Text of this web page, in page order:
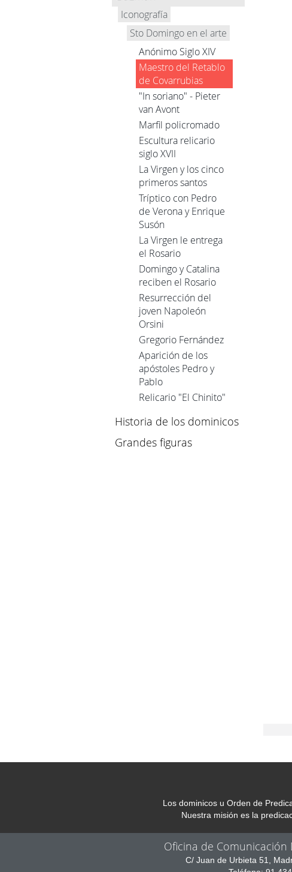
Iconografía
Sto Domingo en el arte
Anónimo Siglo XIV
Maestro del Retablo
de Covarrubias
"In soriano" - Pieter
van Avont
Marfil policromado
Escultura relicario
siglo XVII
La Virgen y los cinco
primeros santos
Tríptico con Pedro
de Verona y Enrique
Susón
La Virgen le entrega
el Rosario
Domingo y Catalina
reciben el Rosario
Resurrección del
joven Napoleón
Orsini
Gregorio Fernández
Aparición de los
apóstoles Pedro y
Pablo
Relicario "El Chinito"
Historia de los dominicos
Grandes figuras
Los dominicos u Orden de
Nuestra misión es la
Oficina de Comunicación
C/ Juan de Urbieta 51,